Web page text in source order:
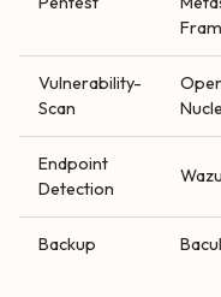
Vulnerability-
Scan
Endpoint
Detection
Backup